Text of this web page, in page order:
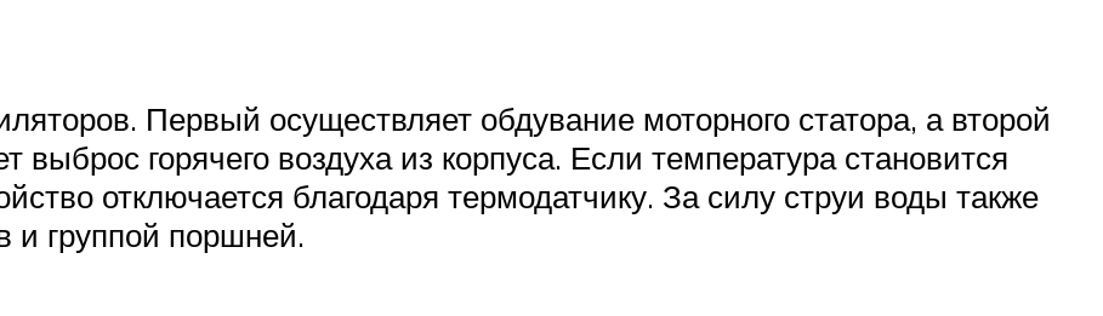
Первый осуществляет обдувание моторного статора, а второй
выброс горячего воздуха из корпуса. Если температура становится
отключается благодаря термодатчику. За силу струи воды также
и группой поршней.